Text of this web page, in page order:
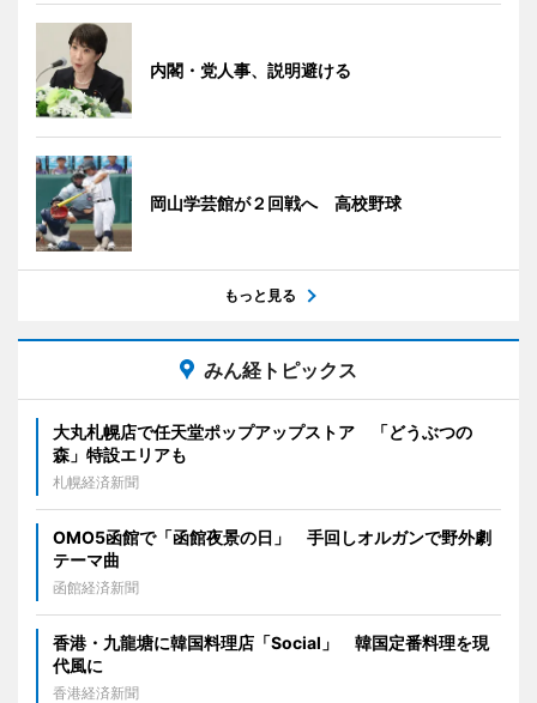
内閣・党人事、説明避ける
岡山学芸館が２回戦へ 高校野球
もっと見る
みん経トピックス
大丸札幌店で任天堂ポップアップストア 「どうぶつの
森」特設エリアも
札幌経済新聞
OMO5函館で「函館夜景の日」 手回しオルガンで野外劇
テーマ曲
函館経済新聞
香港・九龍塘に韓国料理店「Social」 韓国定番料理を現
代風に
香港経済新聞